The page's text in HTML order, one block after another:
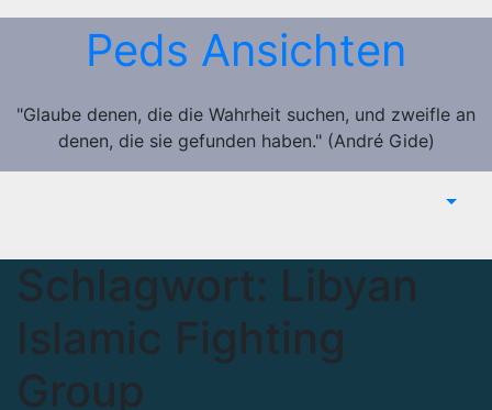
Zum
Peds Ansichten
"Glaube denen, die die Wahrheit suchen, und zweifle an
denen, die sie gefunden haben." (André Gide)
Schlagwort: Libyan
Islamic Fighting
Group